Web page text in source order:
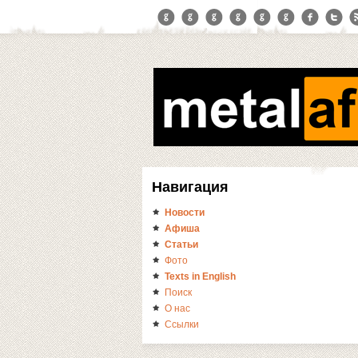
Навигация
Новости
Афиша
Статьи
Фото
Texts in English
Поиск
О нас
Ссылки